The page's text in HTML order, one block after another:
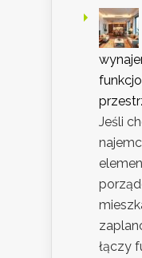
Jeśli
łączy